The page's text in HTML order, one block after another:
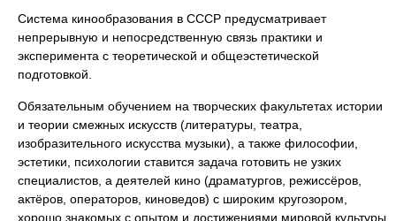
Система кинообразования в СССР предусматривает
непрерывную и непосредственную связь практики и
эксперимента с теоретической и общеэстетической
подготовкой.
Обязательным обучением на творческих факультетах истории
и теории смежных искусств (литературы, театра,
изобразительного искусства музыки), а также философии,
эстетики, психологии ставится задача готовить не узких
специалистов, а деятелей кино (драматургов, режиссёров,
актёров, операторов, киноведов) с широким кругозором,
хорошо знакомых с опытом и достижениями мировой культуры.